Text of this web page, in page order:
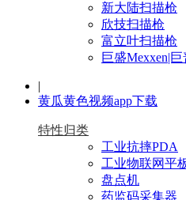
新大陆扫描枪
欣技扫描枪
富立叶扫描枪
巨盛Mexxen|巨
|
黄瓜黄色视频app下载
特性归类
工业抗摔PDA
工业物联网平
盘点机
药监码采集器